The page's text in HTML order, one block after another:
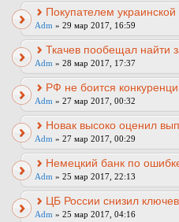
Покупателем
Adm » 29 мар 2017, 16:59
Ткачев пообещал найти
Adm » 28 мар 2017, 17:37
РФ не боится
Adm » 27 мар 2017, 00:32
Новак высоко оценил
Adm » 27 мар 2017, 00:29
Немецкий банк по
Adm » 25 мар 2017, 22:13
ЦБ России снизил
Adm » 25 мар 2017, 04:16